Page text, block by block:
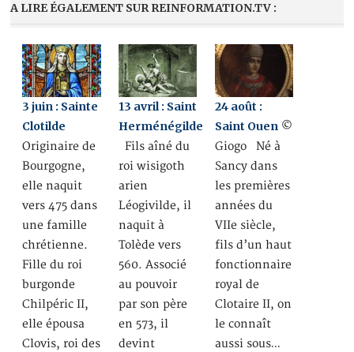
A LIRE ÉGALEMENT SUR REINFORMATION.TV :
3 juin : Sainte
Clotilde
Originaire de
Bourgogne,
elle naquit
vers 475 dans
une famille
chrétienne.
Fille du roi
burgonde
Chilpéric II,
elle épousa
Clovis, roi des
13 avril : Saint
Herménégilde
Fils aîné du
roi wisigoth
arien
Léogivilde, il
naquit à
Tolède vers
560. Associé
au pouvoir
par son père
en 573, il
devint
24 août :
Saint Ouen ©
Giogo Né à
Sancy dans
les premières
années du
VIIe siècle,
fils d’un haut
fonctionnaire
royal de
Clotaire II, on
le connaît
aussi sous…